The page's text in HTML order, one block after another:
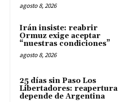
agosto 8, 2026
Irán insiste: reabrir
Ormuz exige aceptar
“nuestras condiciones”
agosto 8, 2026
25 días sin Paso Los
Libertadores: reapertura
depende de Argentina